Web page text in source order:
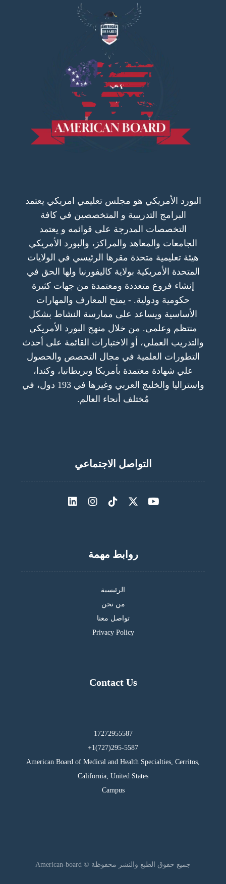
البورد الأمريكي هو مجلس تعليمي امريكي يعتمد
البرامج التدريبية و المتخصصين في كافة
التخصصات المدرجة على قوائمه و يعتمد
الجامعات والمعاهد والمراكز، والبورد الأمريكي
هيئة تعليمية متحدة مقرها الرئيسي في الولايات
المتحدة الأمريكية بولاية كاليفورنيا ولها الحق في
إنشاء فروع متعددة ومعتمدة من جهات كثيرة
حكومية ودولية. - يمنح المعارف والمهارات
الأساسية ويساعد على ممارسة النشاط بشكل
منتظم وعلمى. من خلال منهج البورد الأمريكي
والتدريب العملي، أو الاختبارات القائمة على أحدث
التطورات العلمية في مجال التحصص والحصول
علي شهادة معتمدة بأمريكا وبريطانيا، وكندا،
واستراليا والخليج العربي وغيرها في 193 دول، في
مُختلف أنحاء العالم.
التواصل الاجتماعي
روابط مهمة
الرئيسية
من نحن
تواصل معنا
Privacy Policy
Contact Us
17272955587
295-5587(727)1+
American Board of Medical and Health Specialties, Cerritos,
California, United States
Campus
جميع حقوق الطبع والنشر محفوظة © American-board